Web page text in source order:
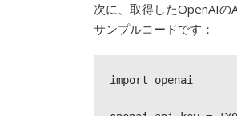
次に、取得したOpenAI
サンプルコードです：
import openai